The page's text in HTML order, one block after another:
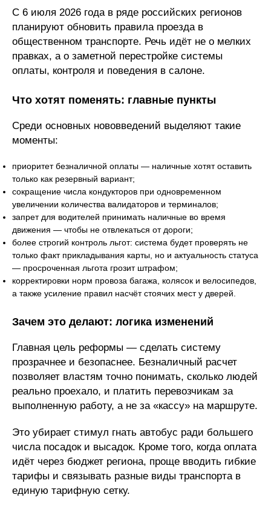
С 6 июля 2026 года в ряде российских регионов
планируют обновить правила проезда в
общественном транспорте. Речь идёт не о мелких
правках, а о заметной перестройке системы
оплаты, контроля и поведения в салоне.
Что хотят поменять: главные пункты
Среди основных нововведений выделяют такие
моменты:
приоритет безналичной оплаты — наличные хотят оставить
только как резервный вариант;
сокращение числа кондукторов при одновременном
увеличении количества валидаторов и терминалов;
запрет для водителей принимать наличные во время
движения — чтобы не отвлекаться от дороги;
более строгий контроль льгот: система будет проверять не
только факт прикладывания карты, но и актуальность статуса
— просроченная льгота грозит штрафом;
корректировки норм провоза багажа, колясок и велосипедов,
а также усиление правил насчёт стоячих мест у дверей.
Зачем это делают: логика изменений
Главная цель реформы — сделать систему
прозрачнее и безопаснее. Безналичный расчет
позволяет властям точно понимать, сколько людей
реально проехало, и платить перевозчикам за
выполненную работу, а не за «кассу» на маршруте.
Это убирает стимул гнать автобус ради большего
числа посадок и высадок. Кроме того, когда оплата
идёт через бюджет региона, проще вводить гибкие
тарифы и связывать разные виды транспорта в
единую тарифную сетку.